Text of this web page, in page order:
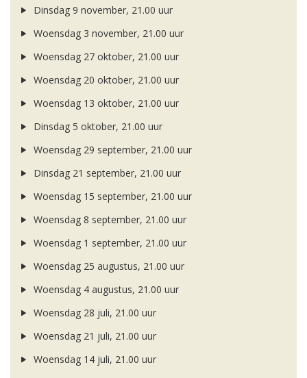
Dinsdag 9 november, 21.00 uur
Woensdag 3 november, 21.00 uur
Woensdag 27 oktober, 21.00 uur
Woensdag 20 oktober, 21.00 uur
Woensdag 13 oktober, 21.00 uur
Dinsdag 5 oktober, 21.00 uur
Woensdag 29 september, 21.00 uur
Dinsdag 21 september, 21.00 uur
Woensdag 15 september, 21.00 uur
Woensdag 8 september, 21.00 uur
Woensdag 1 september, 21.00 uur
Woensdag 25 augustus, 21.00 uur
Woensdag 4 augustus, 21.00 uur
Woensdag 28 juli, 21.00 uur
Woensdag 21 juli, 21.00 uur
Woensdag 14 juli, 21.00 uur